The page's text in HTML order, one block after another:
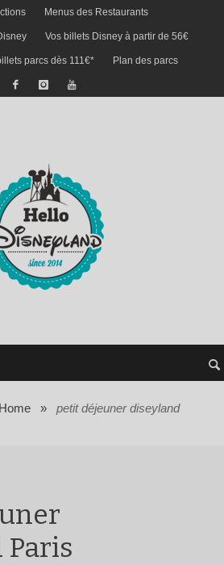
Menus des Restaurants
Vos billets Disney à partir de 56€
parcs dès 111€* Plan des parcs
Home »
petit déjeuner diseyland
Paris